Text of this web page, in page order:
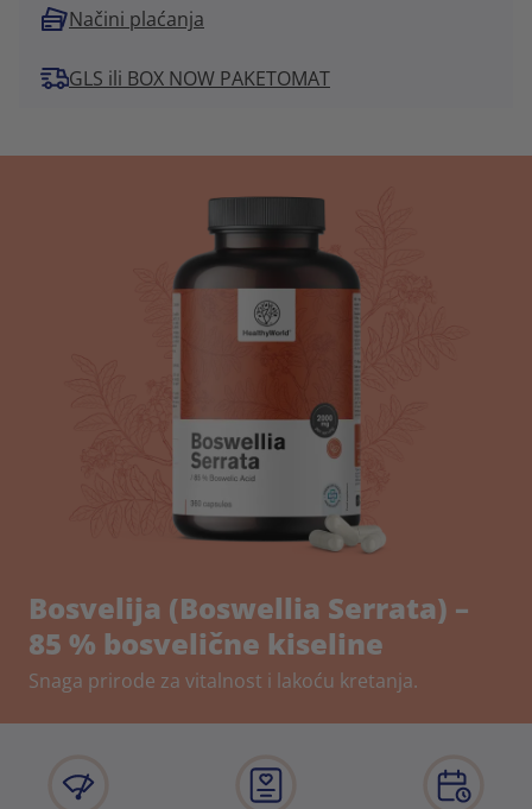
Načini plaćanja
GLS ili BOX NOW PAKETOMAT
Bosvelija (Boswellia Serrata) –
85 % bosvelične kiseline
Snaga prirode za vitalnost i lakoću kretanja.